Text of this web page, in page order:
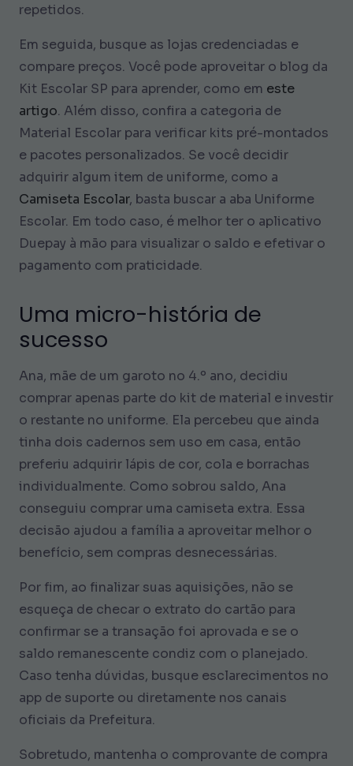
repetidos.
Em seguida, busque as lojas credenciadas e
compare preços. Você pode aproveitar o blog da
Kit Escolar SP para aprender, como em este
artigo. Além disso, confira a categoria de
Material Escolar para verificar kits pré-montados
e pacotes personalizados. Se você decidir
adquirir algum item de uniforme, como a
Camiseta Escolar, basta buscar a aba Uniforme
Escolar. Em todo caso, é melhor ter o aplicativo
Duepay à mão para visualizar o saldo e efetivar o
pagamento com praticidade.
Uma micro-história de
sucesso
Ana, mãe de um garoto no 4.º ano, decidiu
comprar apenas parte do kit de material e investir
o restante no uniforme. Ela percebeu que ainda
tinha dois cadernos sem uso em casa, então
preferiu adquirir lápis de cor, cola e borrachas
individualmente. Como sobrou saldo, Ana
conseguiu comprar uma camiseta extra. Essa
decisão ajudou a família a aproveitar melhor o
benefício, sem compras desnecessárias.
Por fim, ao finalizar suas aquisições, não se
esqueça de checar o extrato do cartão para
confirmar se a transação foi aprovada e se o
saldo remanescente condiz com o planejado.
Caso tenha dúvidas, busque esclarecimentos no
app de suporte ou diretamente nos canais
oficiais da Prefeitura.
Sobretudo, mantenha o comprovante de compra